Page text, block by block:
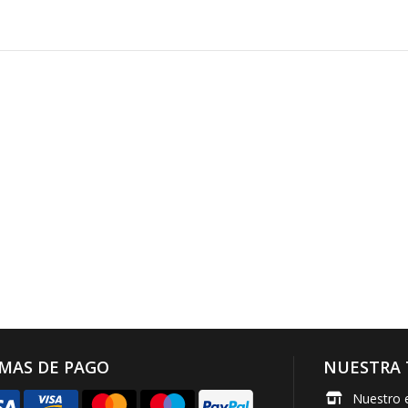
DE PAGO
Nuestro